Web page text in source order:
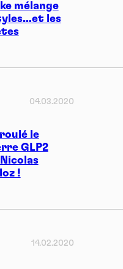
mélange
les
le
GLP2
!
04.03.2020
14.02.2020